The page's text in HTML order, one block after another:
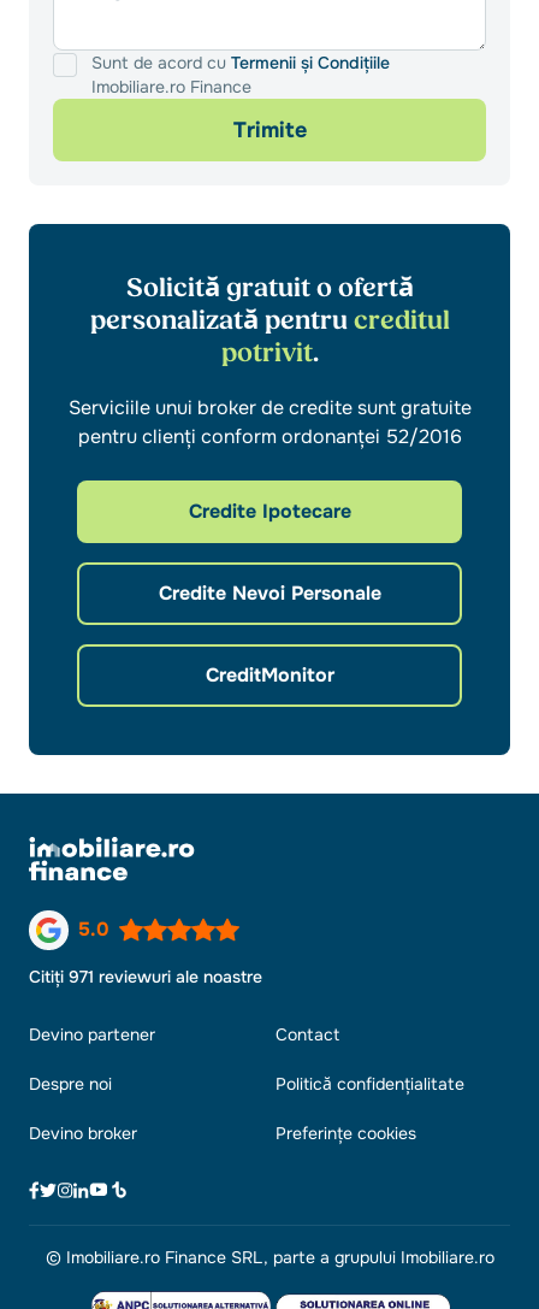
Sunt de acord cu Termenii și Condițiile
Imobiliare.ro Finance
Trimite
Solicită gratuit o ofertă
personalizată pentrucreditul
potrivit.
Serviciile unui broker de credite sunt gratuite
pentru clienți conform ordonanței 52/2016
Credite Ipotecare
Credite Nevoi Personale
CreditMonitor
5.0
Citiți 971 reviewuri ale noastre
Devino partener
Despre noi
Devino broker
Contact
Politică confidențialitate
Preferințe cookies
© Imobiliare.ro Finance SRL, parte a grupului Imobiliare.ro